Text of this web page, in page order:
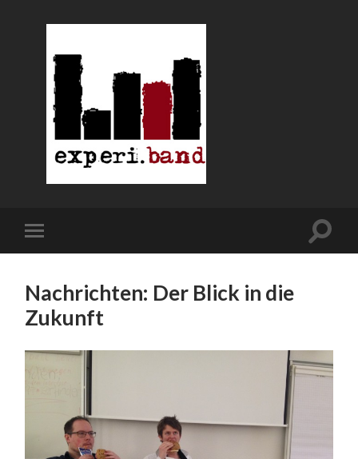
Nachrichten: Der Blick in die
Zukunft